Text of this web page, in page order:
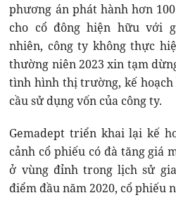
phương án phát hành hơn
cho cổ đông hiện hữu với
nhiên, công ty không thực
thường niên 2023 xin tạm
tình hình thị trường, kế hoạch
cầu sử dụng vốn của công ty.
Gemadept triển khai lại kế
cảnh cổ phiếu có đà tăng giá
ở vùng đỉnh trong lịch sử
điểm đầu năm 2020, cổ phiếu